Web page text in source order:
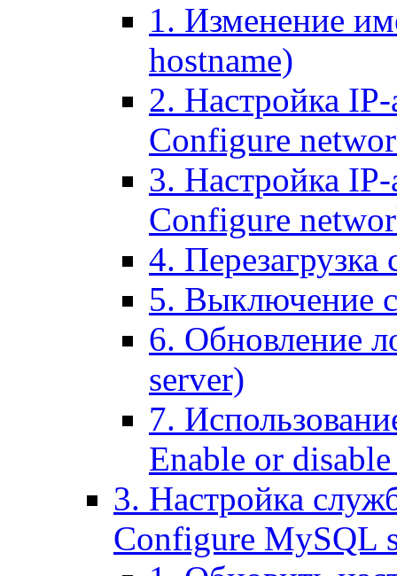
1. Изменение
hostname)
2. Настройка IP-
Configure
3. Настройка
Configure
4. Перезагрузка
5. Выключение
6. Обновление
server)
7.
Enable or
3. Настройка
Configure MySQL